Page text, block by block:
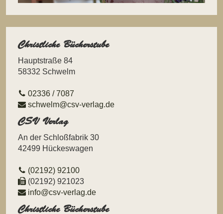
Christliche Bücherstube
Hauptstraße 84
58332 Schwelm
02336 / 7087
schwelm@csv-verlag.de
CSV Verlag
An der Schloßfabrik 30
42499 Hückeswagen
(02192) 92100
(02192) 921023
info@csv-verlag.de
Christliche Bücherstube